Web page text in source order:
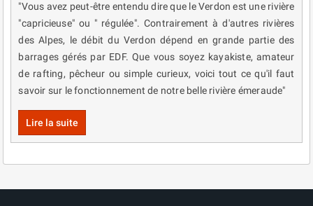
"Vous avez peut-être entendu dire que le Verdon est une rivière
"capricieuse" ou " régulée". Contrairement à d'autres rivières
des Alpes, le débit du Verdon dépend en grande partie des
barrages gérés par EDF. Que vous soyez kayakiste, amateur
de rafting, pêcheur ou simple curieux, voici tout ce qu'il faut
savoir sur le fonctionnement de notre belle rivière émeraude"
Lire la suite